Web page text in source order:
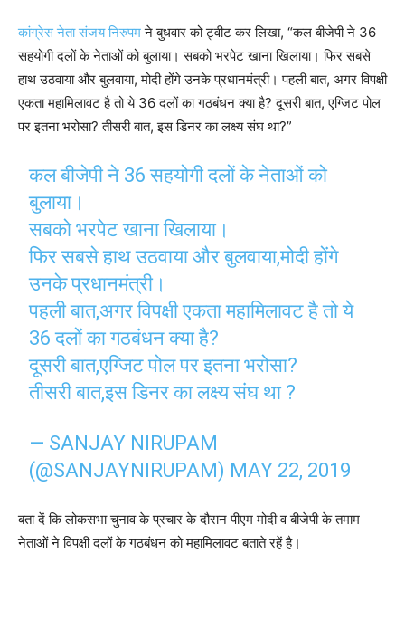
कांग्रेस नेता संजय निरुपमने बुधवार को ट्वीट कर लिखा, “कल बीजेपी ने 36
सहयोगी दलों के नेताओं को बुलाया। सबको भरपेट खाना खिलाया। फिर सबसे
हाथ उठवाया और बुलवाया, मोदी होंगे उनके प्रधानमंत्री। पहली बात, अगर विपक्षी
एकता महामिलावट है तो ये 36 दलों का गठबंधन क्या है? दूसरी बात, एग्जिट पोल
पर इतना भरोसा? तीसरी बात, इस डिनर का लक्ष्य संघ था?”
कल बीजेपी ने 36 सहयोगी दलों के नेताओं को
बुलाया।
सबको भरपेट खाना खिलाया।
फिर सबसे हाथ उठवाया और बुलवाया,मोदी होंगे
उनके प्रधानमंत्री।
पहली बात,अगर विपक्षी एकता महामिलावट है तो ये
36 दलों का गठबंधन क्या है?
दूसरी बात,एग्जिट पोल पर इतना भरोसा?
तीसरी बात,इस डिनर का लक्ष्य संघ था ?
— SANJAY NIRUPAM
(@SANJAYNIRUPAM) MAY 22, 2019
बता दें कि लोकसभा चुनाव के प्रचार के दौरान पीएम मोदी व बीजेपी के तमाम
नेताओं ने विपक्षी दलों के गठबंधन को महामिलावट बताते रहें है।